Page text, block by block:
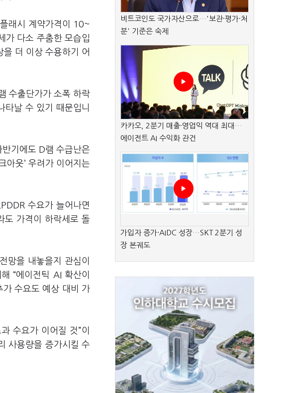
래시 계약가격이 10~
가 다소 주춤한 모습입
을 더 이상 수용하기 어
수출단가가 소폭 하락
날 수 있기 때문입니
기에도 D램 수급난은
아웃’ 우려가 이어지는
수요가 늘어나면
도 가격이 하락세로 돌
망을 내놓을지 관심이
“에이전틱 AI 확산이
가 수요도 예상 대비 가
수요가 이어질 것”이
사용량을 증가시킬 수
비트코인도 국가자산으로…'보관·평가·처
분' 기준은 숙제
카카오, 2분기 매출·영업익 역대 최대…
에이전트 AI 수익화 관건
가입자 증가·AIDC 성장…SKT 2분기 성
장 본궤도